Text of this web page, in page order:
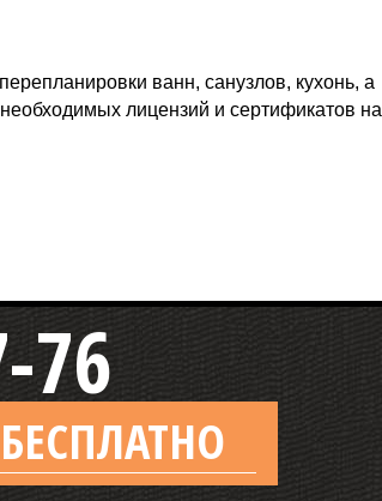
ванн, санузлов, кухонь, а
лицензий и сертификатов на
76